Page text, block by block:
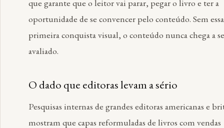
que garante que o leitor vai parar, pegar o livro e ter a
oportunidade de se convencer pelo conteúdo. Sem essa
primeira conquista visual, o conteúdo nunca chega a
avaliado.
O dado que editoras levam a sério
Pesquisas internas de grandes editoras americanas e
mostram que capas reformuladas de livros com vendas